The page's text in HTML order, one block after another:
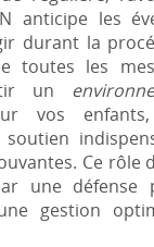
anticipe les
durant la
toutes les
un
vos
Ce rôle
une défense
gestion